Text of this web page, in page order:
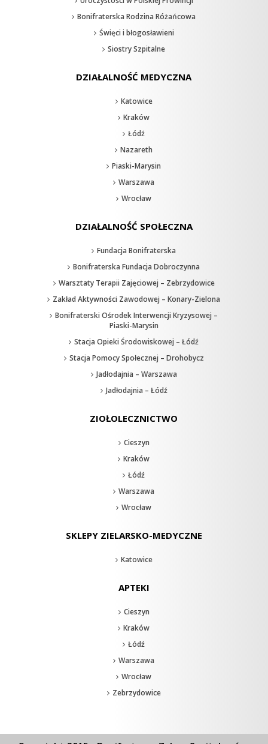
Bonifraterska Rodzina Różańcowa
Święci i błogosławieni
Siostry Szpitalne
DZIAŁALNOŚĆ MEDYCZNA
Katowice
Kraków
Łódź
Nazareth
Piaski-Marysin
Warszawa
Wrocław
DZIAŁALNOŚĆ SPOŁECZNA
Fundacja Bonifraterska
Bonifraterska Fundacja Dobroczynna
Warsztaty Terapii Zajęciowej – Zebrzydowice
Zakład Aktywności Zawodowej – Konary-Zielona
Bonifraterski Ośrodek Interwencji Kryzysowej –
Piaski-Marysin
Stacja Opieki Środowiskowej – Łódź
Stacja Pomocy Społecznej – Drohobycz
Jadłodajnia – Warszawa
Jadłodajnia – Łódź
ZIOŁOLECZNICTWO
Cieszyn
Kraków
Łódź
Warszawa
Wrocław
SKLEPY ZIELARSKO-MEDYCZNE
Katowice
APTEKI
Cieszyn
Kraków
Łódź
Warszawa
Wrocław
Zebrzydowice